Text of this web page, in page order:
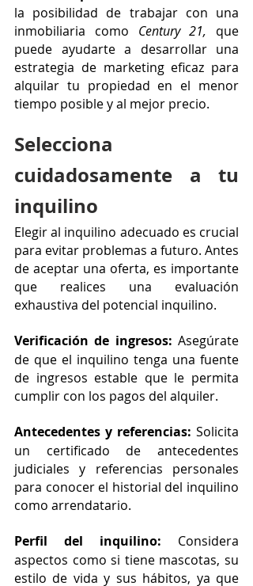
la posibilidad de trabajar con una
inmobiliaria como Century 21, que
puede ayudarte a desarrollar una
estrategia de marketing eficaz para
alquilar tu propiedad en el menor
tiempo posible y al mejor precio.
Selecciona
cuidadosamente a tu
inquilino
Elegir al inquilino adecuado es crucial
para evitar problemas a futuro. Antes
de aceptar una oferta, es importante
que realices una evaluación
exhaustiva del potencial inquilino.
Verificación de ingresos: Asegúrate
de que el inquilino tenga una fuente
de ingresos estable que le permita
cumplir con los pagos del alquiler.
Antecedentes y referencias: Solicita
un certificado de antecedentes
judiciales y referencias personales
para conocer el historial del inquilino
como arrendatario.
Perfil del inquilino: Considera
aspectos como si tiene mascotas, su
estilo de vida y sus hábitos, ya que